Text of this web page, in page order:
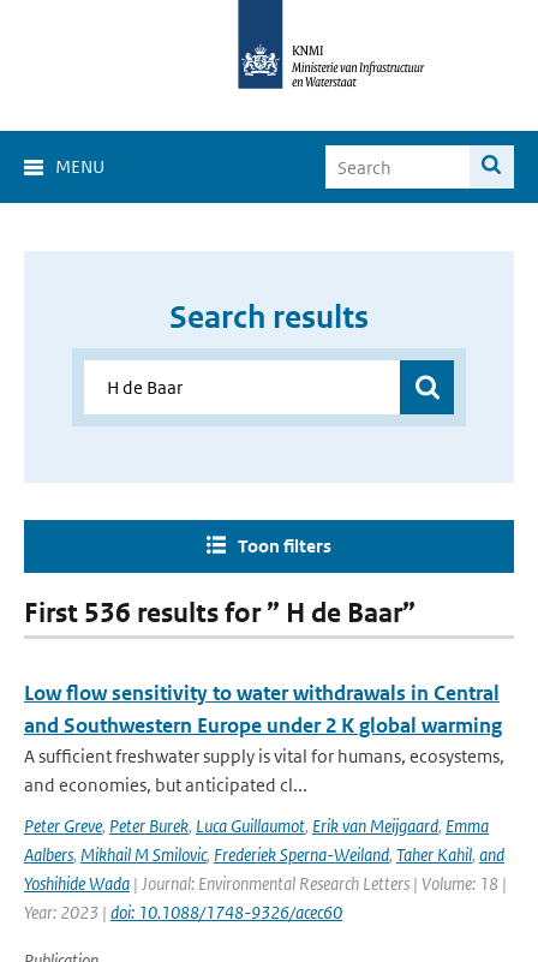
MENU
Search results
Toon filters
First 536 results for ” H de Baar”
Low flow sensitivity to water withdrawals in Central
and Southwestern Europe under 2 K global warming
A sufficient freshwater supply is vital for humans, ecosystems,
and economies, but anticipated cl...
Peter Greve, Peter Burek, Luca Guillaumot, Erik van Meijgaard, Emma
Aalbers, Mikhail M Smilovic, Frederiek Sperna-Weiland, Taher Kahil, and
Yoshihide Wada | Journal: Environmental Research Letters | Volume: 18 |
Year: 2023 | doi: 10.1088/1748-9326/acec60